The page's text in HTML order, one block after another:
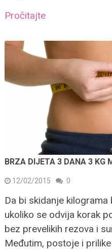
Pročitajte
BRZA DIJETA 3 DANA 3 KG
12/02/2015 0
Da bi skidanje
ukoliko se odvija korak
bez prevelikih rezova i
Međutim, postoje i